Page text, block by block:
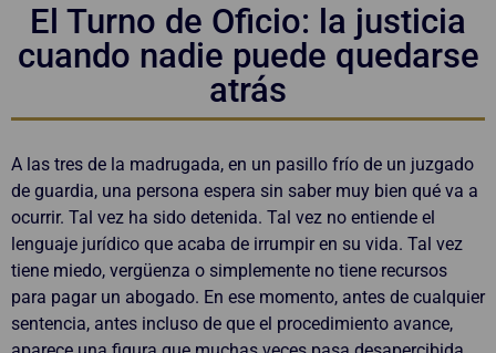
El Turno de Oficio: la justicia
cuando nadie puede quedarse
atrás
A las tres de la madrugada, en un pasillo frío de un juzgado
de guardia, una persona espera sin saber muy bien qué va a
ocurrir. Tal vez ha sido detenida. Tal vez no entiende el
lenguaje jurídico que acaba de irrumpir en su vida. Tal vez
tiene miedo, vergüenza o simplemente no tiene recursos
para pagar un abogado. En ese momento, antes de cualquier
sentencia, antes incluso de que el procedimiento avance,